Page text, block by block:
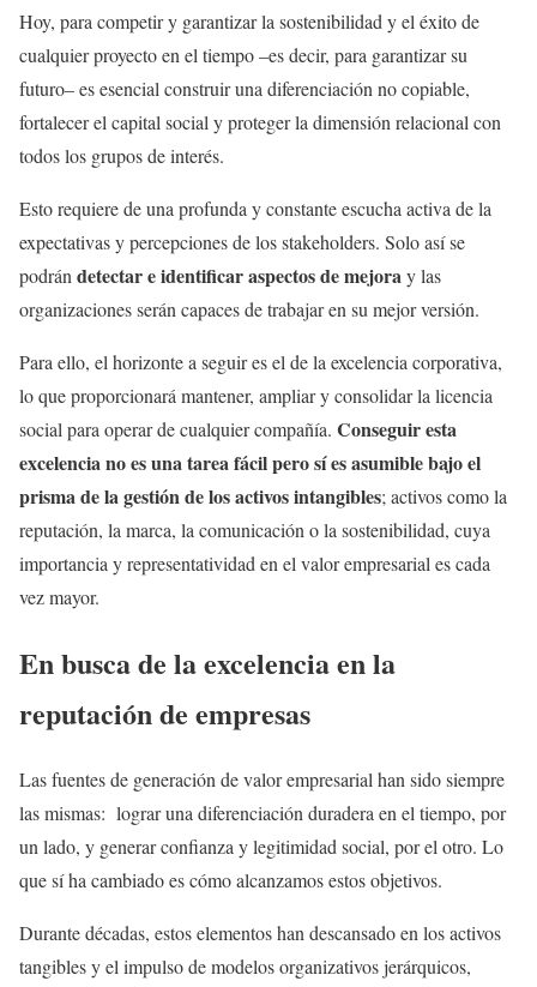
Hoy, para competir y garantizar la sostenibilidad y el éxito de
cualquier proyecto en el tiempo –es decir, para garantizar su
futuro– es esencial construir una diferenciación no copiable,
fortalecer el capital social y proteger la dimensión relacional con
todos los grupos de interés.
Esto requiere de una profunda y constante escucha activa de la
expectativas y percepciones de los stakeholders. Solo así se
podrán detectar e identificar aspectos de mejoray las
organizaciones serán capaces de trabajar en su mejor versión.
Para ello, el horizonte a seguir es el de la excelencia corporativa,
lo que proporcionará mantener, ampliar y consolidar la licencia
social para operar de cualquier compañía. Conseguir esta
excelencia no es una tarea fácil pero sí es asumible bajo el
prisma de la gestión de los activos intangibles; activos como la
reputación, la marca, la comunicación o la sostenibilidad, cuya
importancia y representatividad en el valor empresarial es cada
vez mayor.
En busca de la excelencia en la
reputación de empresas
Las fuentes de generación de valor empresarial han sido siempre
las mismas: lograr una diferenciación duradera en el tiempo, por
un lado, y generar confianza y legitimidad social, por el otro. Lo
que sí ha cambiado es cómo alcanzamos estos objetivos.
Durante décadas, estos elementos han descansado en los activos
tangibles y el impulso de modelos organizativos jerárquicos,